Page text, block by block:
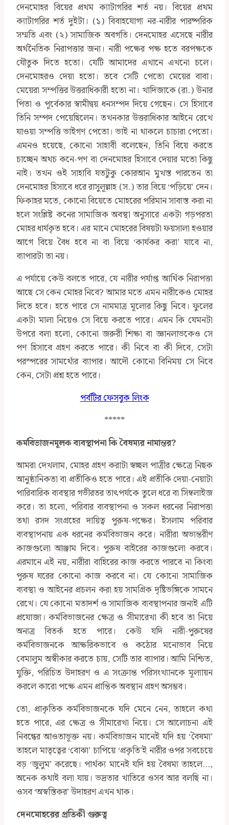
দেনমোহর বিয়ের প্রথম ক্যাটাগরির শর্ত নয়। বিয়ের প্রথম
ক্যাটাগরির শর্ত দুইটা। (১) বিবাহযোগ্য নর-নারীর পারষ্পরিক
সম্মতি এবং (২) সামাজিক অবগতি। দেনমোহর এসেছে নারীর
অর্থনৈতিক নিরাপত্তার জন্য। নারী পক্ষের পক্ষ হতে বরপক্ষকে
যৌতুক দিতে হতো। যেটি আমাদের এখানে এখনো চলে।
দেনমোহরও দেয়া হতো। তবে সেটি পেতো মেয়ের বাবা।
মেয়েরা সম্পত্তির উত্তরাধিকারী হতো না। খাদিজাকে (রা.) উনার
পিতা ও পূর্বেকার স্বামীদ্বয় ধনসম্পদ দিয়ে গেছেন। সে হিসাবে
তিনি সম্পদ পেয়েছিলেন। তখনকার উত্তরাধিকার আইনে রেখে
যাওয়া সম্পত্তি ভাইগণ পেতো। ভাই না থাকলে চাচারা পেতো।
এমনও হয়েছে, কোনো সাহাবী বলেছেন, তিনি বিয়ে করতে
চাচ্ছেন অথচ কনে-পণ বা দেনমোহর হিসাবে দেয়ার মতো কিছু
নাই। তখন ওই সাহাবি যতটুকু কোরআন মুখস্ত পারতেন তা
দেনমোহর হিসাবে ধরে রাসুলূল্লাহ (স.) তার বিয়ে ‘পড়িয়ে’ দেন।
ফিকাহর মতে, কোনো বিয়েতে মোহরের পরিমান সাব্যস্ত করা না
হলে সংশ্লিষ্ট কনের সামাজিক অবস্থা অনুসারে একটা গড়পরতা
মোহর ধার্যকৃত হবে। এর মানে মোহরের বিষয়টা ফয়সালা হওয়ার
আগে বিয়ে বৈধ হবে না বা বিয়ে ‘কার্যকর করা’ যাবে না,
ব্যাপারটা তা নয়।
এ পর্যায়ে কেউ বলতে পারে, যে নারীর পর্যাপ্ত আর্থিক নিরাপত্তা
আছে সে কেন মোহর নিবে? আমার মতে এমন নারীকেও মোহর
দিতে হবে। হতে পারে সে নামমাত্র মূল্যের কিছু নিবে। ফুলের
একটা মালা নিয়েও সে বিয়ে করতে পারে। এমন কি যেমনটা
উপরে বলা হলো, কোনো জরুরী শিক্ষা বা জ্ঞানলাভকেও সে
পণ হিসাবে গ্রহণ করতে পারে। কী নিবে বা কী দিবে, সেটা
পরস্পরের সামর্থ্যের ব্যাপার। আদৌ কোনো বিনিময় সে নিবে
কেন, সেটা প্রশ্ন হতে পারে।
পর্বটির ফেসবুক লিংক
*****
কর্মবিভাজনমূলক ব্যবস্থাপনা কি বৈষম্যর নামান্তর?
আমরা দেখলাম, মোহর গ্রহণ করাটা স্বচ্ছল পাত্রীর ক্ষেত্রে নিছক
আনুষ্ঠানিকতা বা প্রতীকিও হতে পারে। এই প্রতীকি দেয়া-নেয়াটা
পারিবারিক ব্যবস্থার গভীরতর তাৎপর্যকে তুলে ধরে বা সিম্বলাইজ
করে। তা হলো, পরিবার ব্যবস্থাপনা ও সকল ধরনের নিরাপত্তা
তথা রসদ সংগ্রহের দায়িত্ব পুরুষ-পক্ষের। ইসলাম পরিবার
ব্যবস্থাপনায় এক ধরনের কর্মবিভাজন করে। নারীরা অভ্যন্তরীণ
কাজগুলো আঞ্জাম দিবে। পুরুষ বাইরের কাজগুলো করবে।
এরমানে এই নয়, নারীরা বাহিরের কাজ করতে পারবে না কিংবা
পুরুষ ঘরের কোনো কাজ করবে না। যে কোনো সামাজিক
ব্যবস্থা ও আইনের প্রচলন করা হয় সামগ্রিক দৃষ্টিভঙ্গিকে সামনে
রেখে। যে কোনো মতাদর্শ ও সামাজিক ব্যবস্থাপনার জন্যই এটি
প্রযোজ্য। কর্মবিভাজনের ক্ষেত্র ও সীমারেখা কী হবে তা নিয়ে
অন্যত্র বিতর্ক হতে পারে। কেউ যদি নারী-পুরুষের
কর্মবিভাজনকে আক্ষরিকভাবে ও কঠোর মনোভাব নিয়ে
বেমালুম অস্বীকার করতে চায়, সেটি তার ব্যাপার। আমি নিশ্চিত,
যুক্তি, পরিচিত উদাহরণ ও এ সংক্রান্ত পরিসংখ্যানকে মূল্যায়ন
করলে কারো পক্ষে এমন প্রান্তিক অবস্থান গ্রহণ অসম্ভব।
তো, প্রাকৃতিক কর্মবিভাজনকে যদি মেনে নেন, তাহলে কথা
হতে পারে, এর ক্ষেত্র ও সীমারেখা নিয়ে। সে আলোচনা এই
নিবন্ধের আওতাভূক্ত নয়। কর্মবিভাজন মানেই যদি হয় ‘বৈষম্য’
তাহলে মাতৃত্বের ‘বোঝা’ চাপিয়ে ‘প্রকৃতি’ই নারীর ওপর সবচেয়ে
বড় ‘জুলুম’ করেছে। পার্থক্য মানেই যদি হয় বৈষম্য তাহলে…,
অনেক কথাই বলা যায়। ভদ্রতার খাতিরে ওসব আর বলছি না।
ওসব ‘অস্বস্তিকর’ উদাহরণ এখন থাক।
দেনমোহরের প্রতিকী গুরুত্ব